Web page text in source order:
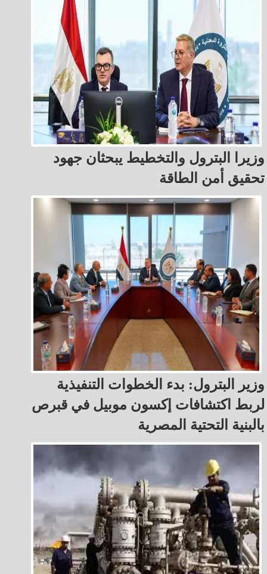
وزيرا البترول والتخطيط يبحثان جهود
تحقيق أمن الطاقة
وزير البترول: بدء الخطوات التنفيذية
لربط اكتشافات إكسون موبيل في قبرص
بالبنية التحتية المصرية